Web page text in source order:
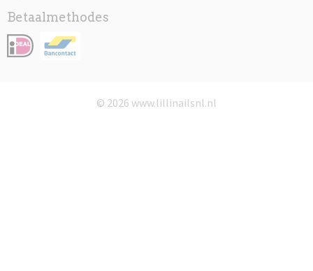
Betaalmethodes
© 2026 www.lillinailsnl.nl